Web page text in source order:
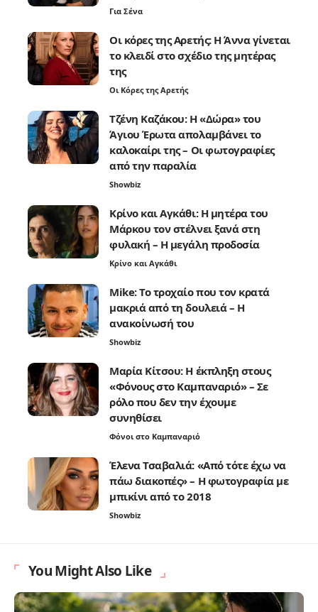
Για Σένα
Οι κόρες της Αρετής: Η Άννα γίνεται
το κλειδί στο σχέδιο της μητέρας
της
Οι Κόρες της Αρετής
Τζένη Καζάκου: Η «Δώρα» του
Άγιου Έρωτα απολαμβάνει το
καλοκαίρι της – Οι φωτογραφίες
από την παραλία
Showbiz
Κρίνο και Αγκάθι: Η μητέρα του
Μάρκου τον στέλνει ξανά στη
φυλακή – Η μεγάλη προδοσία
Κρίνο και Αγκάθι
Mike: Το τροχαίο που τον κρατά
μακριά από τη δουλειά – Η
ανακοίνωσή του
Showbiz
Μαρία Κίτσου: Η έκπληξη στους
«Φόνους στο Καμπαναριό» – Σε
ρόλο που δεν την έχουμε
συνηθίσει
Φόνοι στο Καμπαναριό
Έλενα Τσαβαλιά: «Από τότε έχω να
πάω διακοπές» – Η φωτογραφία με
μπικίνι από το 2018
Showbiz
You Might Also Like